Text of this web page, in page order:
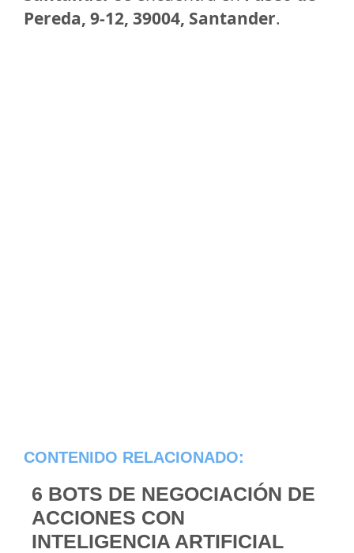
Pereda, 9-12, 39004, Santander.
CONTENIDO RELACIONADO:
6 BOTS DE NEGOCIACIÓN DE
ACCIONES CON
INTELIGENCIA ARTIFICIAL